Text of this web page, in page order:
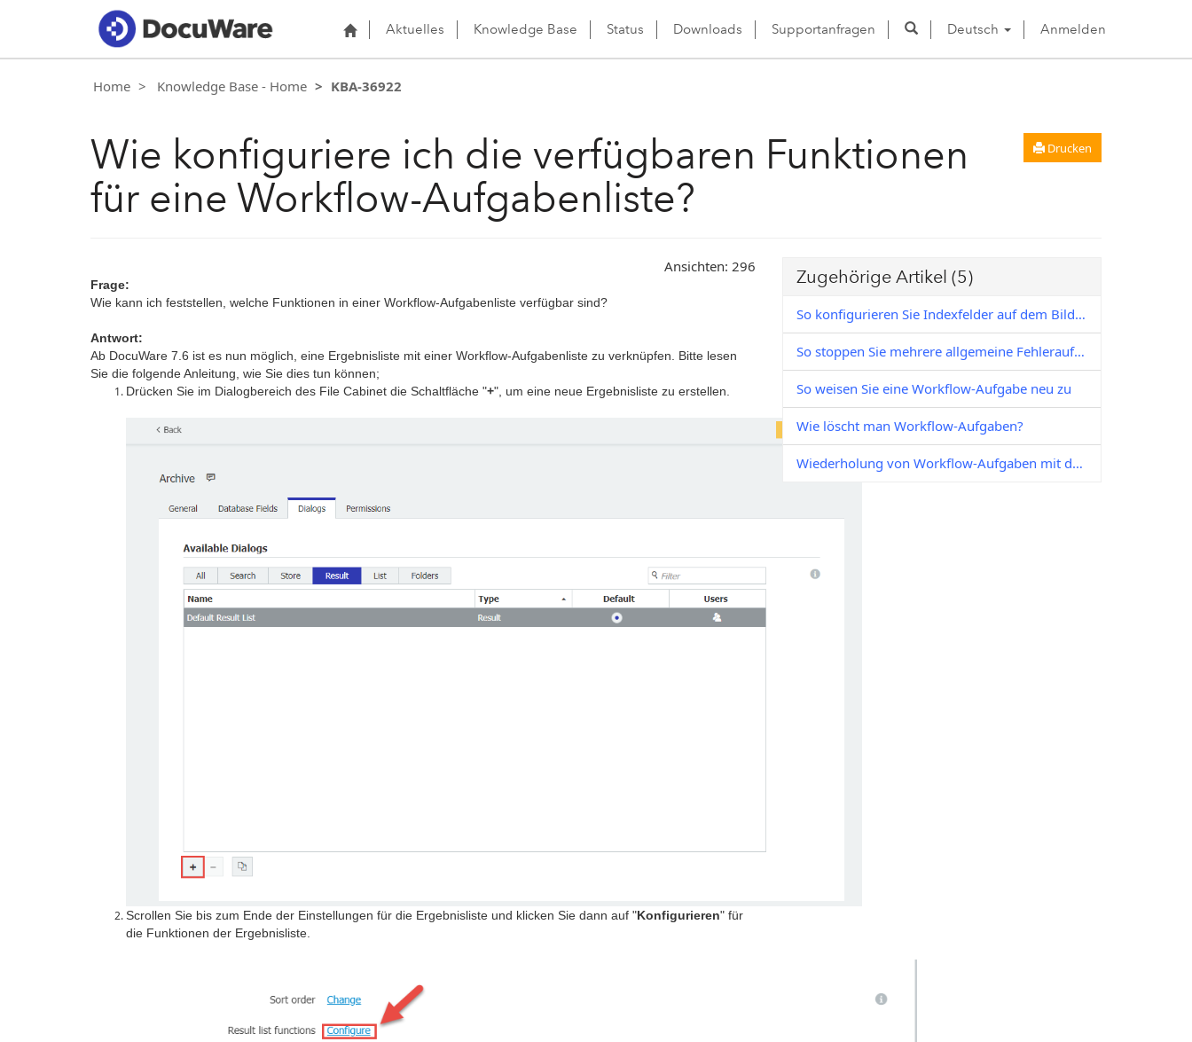
Aktuelles Knowledge Base Status Downloads Supportanfragen Deutsch Anmelden
Home Knowledge Base - Home KBA-36922
Drucken
Wie konfiguriere ich die verfügbaren Funktionen
für eine Workflow-Aufgabenliste?
Ansichten: 296
Frage:
Wie kann ich feststellen, welche Funktionen in einer Workflow-Aufgabenliste verfügbar sind?
Antwort:
Ab DocuWare 7.6 ist es nun möglich, eine Ergebnisliste mit einer Workflow-Aufgabenliste zu verknüpfen. Bitte lesen
Sie die folgende Anleitung, wie Sie dies tun können;
Drücken Sie im Dialogbereich des File Cabinet die Schaltfläche "+", um eine neue Ergebnisliste zu erstellen.
Scrollen Sie bis zum Ende der Einstellungen für die Ergebnisliste und klicken Sie dann auf "Konfigurieren" für
die Funktionen der Ergebnisliste.
Zugehörige Artikel (5)
So konfigurieren Sie Indexfelder auf dem Bildschirm der Workflow-Aufgabe
So stoppen Sie mehrere allgemeine Fehleraufgaben in einem Workflow
So weisen Sie eine Workflow-Aufgabe neu zu
Wie löscht man Workflow-Aufgaben?
Wiederholung von Workflow-Aufgaben mit dem Workflow Management Studio Tool